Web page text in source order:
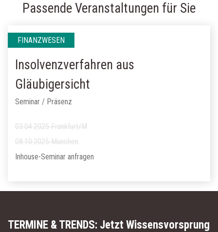
Passende Veranstaltungen für Sie
FINANZWESEN
Insolvenzverfahren aus
Gläubigersicht
Seminar / Präsenz
03.04.2025 Frankfurt/M
08.10.2025 München
Inhouse-Seminar anfragen
TERMINE & TRENDS: Jetzt Wissensvorsprung